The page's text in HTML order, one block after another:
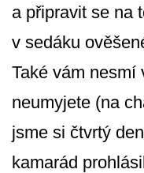
a připravit se na
v sedáku
Také vám nesmí
neumyjete (na
jsme si čtvrtý
kamarád